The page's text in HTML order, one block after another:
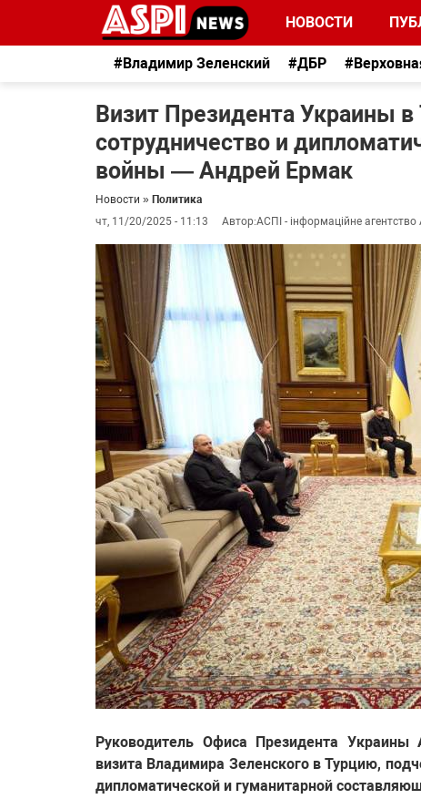
НОВОСТИ
#Владимир Зеленский #ДБР
Визит Президента Украины
сотрудничество и
войны — Андрей Ермак
Новости » Политика
чт, 11/20/2025 - 11:13
Автор:АСПІ - інформаційне агентство
Руководитель Офиса Президента
визита Владимира Зеленского в Турцию,
дипломатической и гуманитарной